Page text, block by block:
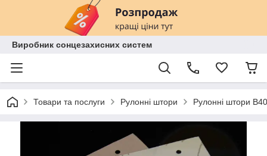
Виробник сонцезахисних систем
Товари та послуги Рулонні штори Рулонні штори